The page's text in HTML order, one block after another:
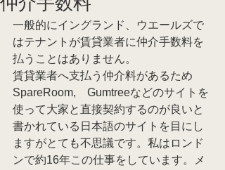
仲介手数料
一般的にイングランド、ウエールズで
はテナントが賃貸業者に仲介手数料を
払うことはありません。
賃貸業者へ支払う仲介料があるため
SpareRoom,　Gumtreeなどのサイトを
使って大家と直接契約するのが良いと
書かれている日本語のサイトを目にし
ますがとても不思議です。私はロンド
ンで約16年この仕事をしています。メ